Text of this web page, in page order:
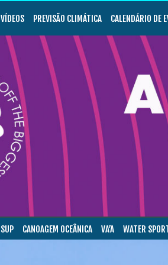
VÍDEOS PREVISÃO CLIMÁTICA CALENDÁRIO DE
SUP CANOAGEM OCEÂNICA VA’A WATER